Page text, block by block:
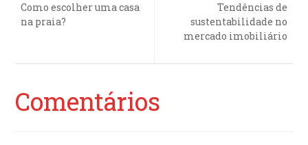
Como escolher uma casa
na praia?
Tendências de
sustentabilidade no
mercado imobiliário
Comentários